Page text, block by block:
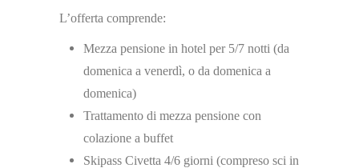
L’offerta comprende:
Mezza pensione in hotel per 5/7 notti (da
domenica a venerdì, o da domenica a
domenica)
Trattamento di mezza pensione con
colazione a buffet
Skipass Civetta 4/6 giorni (compreso sci in